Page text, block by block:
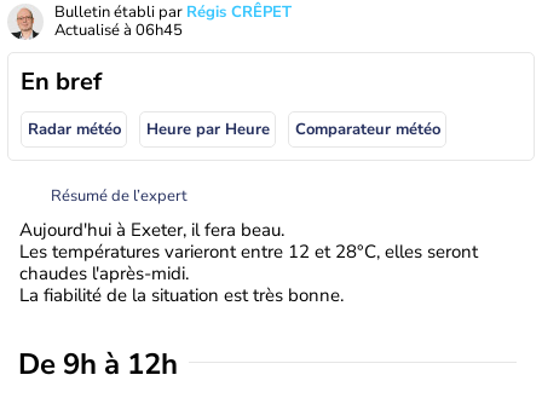
Bulletin établi par Régis CRÊPET
Actualisé à 06h45
En bref
Radar météo Heure par Heure Comparateur météo
Résumé de l’expert
Aujourd'hui à Exeter, il fera beau.
Les températures varieront entre 12 et 28°C, elles seront
chaudes l'après-midi.
La fiabilité de la situation est très bonne.
De 9h à 12h